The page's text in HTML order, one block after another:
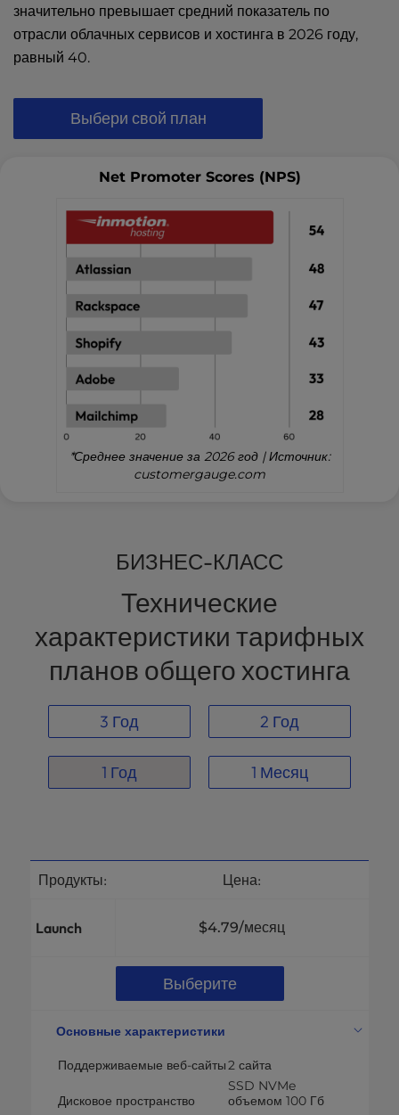
значительно превышает средний показатель по
отрасли облачных сервисов и хостинга в 2026 году,
равный 40.
Выбери свой план
Net Promoter Scores (NPS)
*Среднее значение за 2026 год | Источник:
customergauge.com
БИЗНЕС-КЛАСС
Технические
характеристики тарифных
планов общего хостинга
3 Год 2 Год
1 Год 1 Месяц
Продукты: Цена:
Launch $4.79/месяц
Выберите
Основные характеристики
Поддерживаемые веб-сайты2 сайта
Дисковое пространство
SSD NVMe
объемом 100 Гб